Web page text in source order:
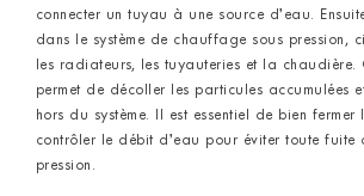
connecter un tuyau à une source d’eau.
dans le système de chauffage sous pression,
les radiateurs, les tuyauteries et la chaudière.
permet de décoller les particules accumulées
hors du système. Il est essentiel de bien fermer
contrôler le débit d’eau pour éviter toute fuite
pression.